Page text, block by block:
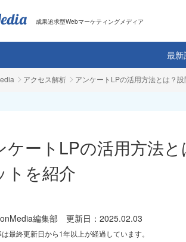
成果追求型Webマーケティングメディア
最新
アクセス解析 アンケートLPの活用方法とは？
ケートLPの活用方法
トを紹介
編集部 更新日：2025.02.03
は最終更新日から1年以上が経過しています。